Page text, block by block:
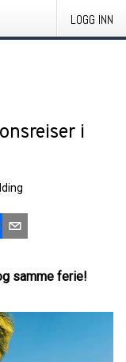
LOGG INN
i
samme ferie!